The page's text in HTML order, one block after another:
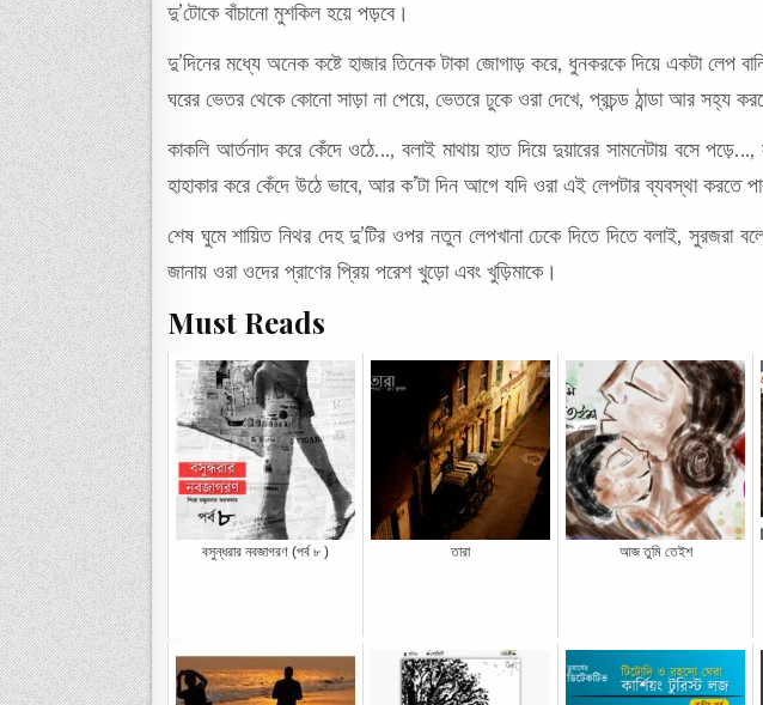
দু’টোকে বাঁচানো মুশকিল হয়ে পড়বে।
দু’দিনের মধ্যে অনেক কষ্টে হাজার তিনেক টাকা জোগাড় করে, ধুনকরকে দিয়ে একটা লেপ
ঘরের ভেতর থেকে কোনো সাড়া না পেয়ে, ভেতরে ঢুকে ওরা দেখে, প্রচন্ড ঠান্ডা আর সহ্য
কাকলি আর্তনাদ করে কেঁদে ওঠে…, বলাই মাথায় হাত দিয়ে দুয়ারের সামনেটায় বসে
হাহাকার করে কেঁদে উঠে ভাবে, আর ক’টা দিন আগে যদি ওরা এই লেপটার ব্যবস্থা
শেষ ঘুমে শায়িত নিথর দেহ দু’টির ওপর নতুন লেপখানা ঢেকে দিতে দিতে বলাই, সুরজরা
জানায় ওরা ওদের প্রাণের প্রিয় পরেশ খুড়ো এবং খুড়িমাকে।
Must Reads
বসুন্ধরার নবজাগরণ (পর্ব ৮ ) তারা আজ তুমি তেইশ